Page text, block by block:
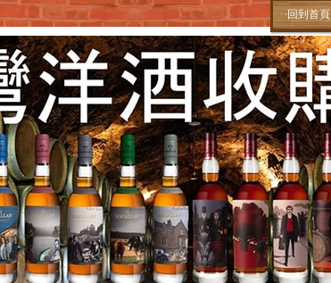
‧回到首頁